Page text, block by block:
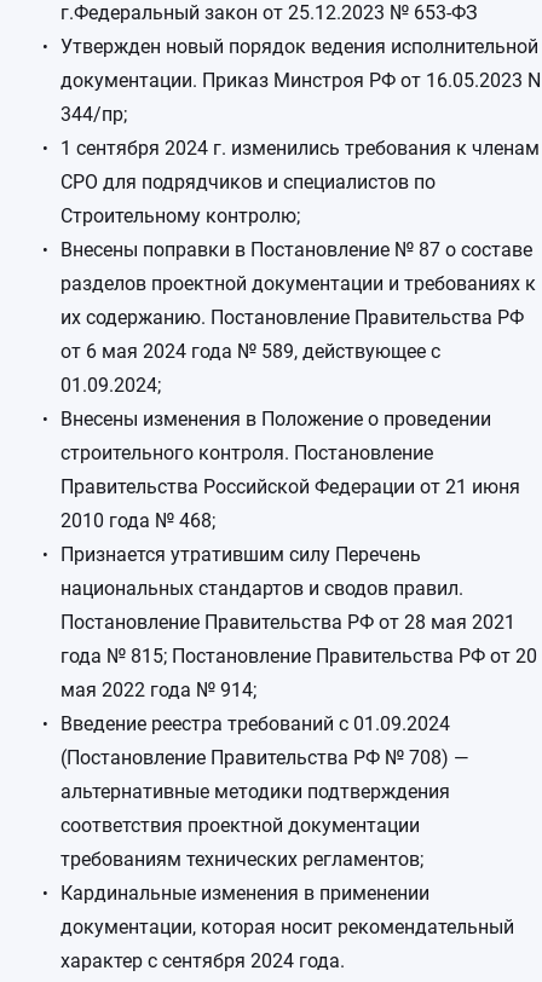
г.Федеральный закон от 25.12.2023 № 653-ФЗ
Утвержден новый порядок ведения исполнительной
документации. Приказ Минстроя РФ от 16.05.2023 N
344/пр;
1 сентября 2024 г. изменились требования к членам
СРО для подрядчиков и специалистов по
Строительному контролю;
Внесены поправки в Постановление № 87 о составе
разделов проектной документации и требованиях к
их содержанию. Постановление Правительства РФ
от 6 мая 2024 года № 589, действующее с
01.09.2024;
Внесены изменения в Положение о проведении
строительного контроля. Постановление
Правительства Российской Федерации от 21 июня
2010 года № 468;
Признается утратившим силу Перечень
национальных стандартов и сводов правил.
Постановление Правительства РФ от 28 мая 2021
года № 815; Постановление Правительства РФ от 20
мая 2022 года № 914;
Введение реестра требований с 01.09.2024
(Постановление Правительства РФ № 708) —
альтернативные методики подтверждения
соответствия проектной документации
требованиям технических регламентов;
Кардинальные изменения в применении
документации, которая носит рекомендательный
характер с сентября 2024 года.